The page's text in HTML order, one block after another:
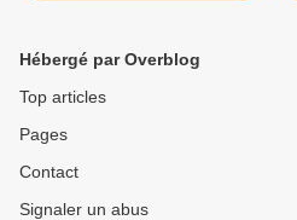
Hébergé par Overblog
Top articles
Pages
Contact
Signaler un abus